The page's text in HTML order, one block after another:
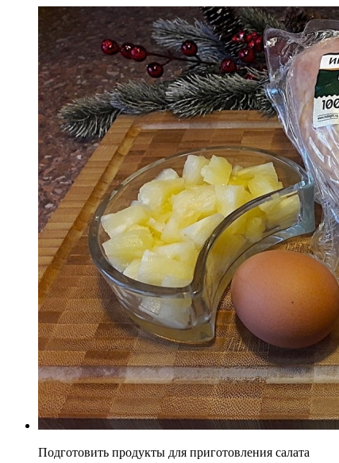
Подготовить продукты для приготовления салата